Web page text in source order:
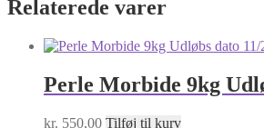
Relaterede varer
Perle Morbide 9kg
kr. 550,00 Tilføj til kurv